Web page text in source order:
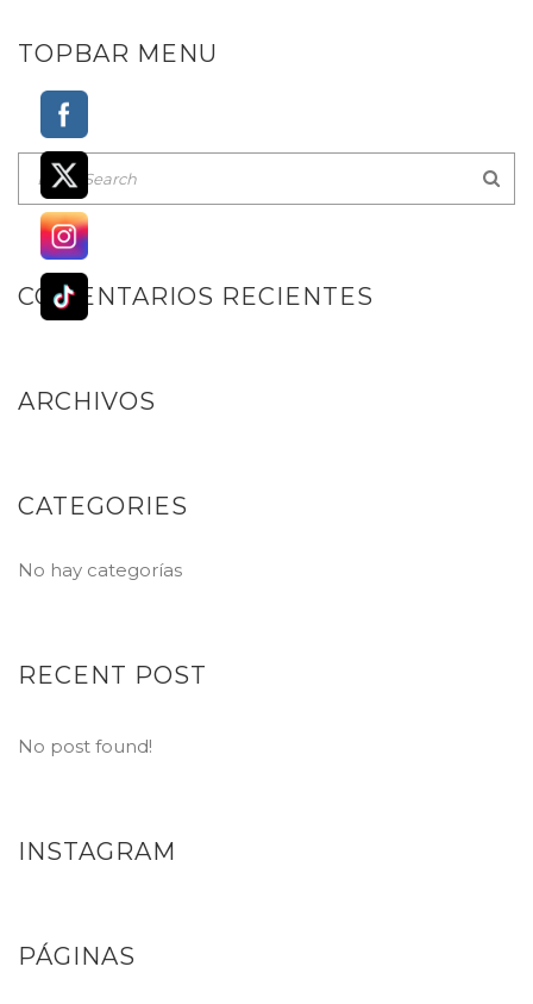
TOPBAR MENU
COMENTARIOS RECIENTES
ARCHIVOS
CATEGORIES
No hay categorías
RECENT POST
No post found!
INSTAGRAM
PÁGINAS